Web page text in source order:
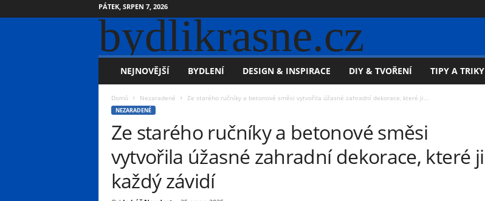
PÁTEK, SRPEN 7, 2026
bydlikrasne.cz
NEJNOVĚJŠÍ BYDLENÍ DESIGN & INSPIRACE DIY & TVOŘENÍ TIPY A TRIKY
Domů Nezaradené Ze starého ručníky a betonové směsi vytvořila úžasné zahradní dekorace, které ji...
NEZARADENÉ
Ze starého ručníky a betonové směsi
vytvořila úžasné zahradní dekorace, které ji
každý závidí